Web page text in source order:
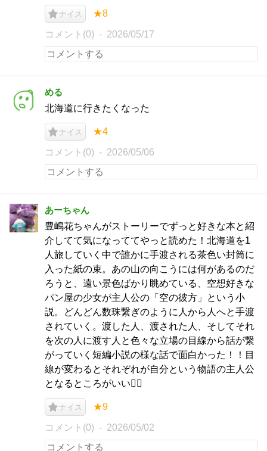
ナイス ★8
コメント(0) 2026/05/17
める
北海道に行きたくなった
ナイス ★4
コメント(0) 2026/05/06
あーちゃん
豊嶋花ちゃんがストーリーでずっと好きな本と紹
介してて気になっててやっと読めた！北海道を1
人旅していく中で誰かに手渡される茶色い封筒に
入った紙の束。あの山の向こうには何があるのだ
ろうと、遠い景色ばかり眺めている、空想好きな
パン屋の少女が主人公の「空の彼方」という小
説。どんどん数珠繋ぎのように人から人へと手渡
されていく。渡した人、渡された人、そしてそれ
を次の人に渡す人と色々な立場の目線から話が繋
がっていく短編小説の様な話で面白かった！！目
線が変わるとそれぞれが自分という物語の主人公
となるところがいい🙂‍↕️
ナイス ★9
コメント(0) 2026/05/02